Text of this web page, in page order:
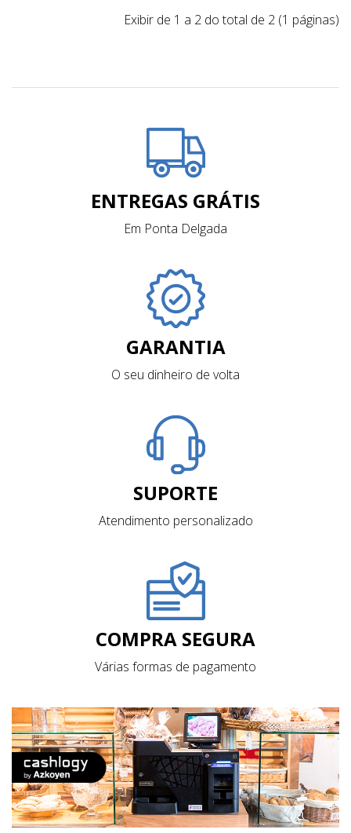
Exibir de 1 a 2 do total de 2 (1 páginas)
ENTREGAS GRÁTIS
Em Ponta Delgada
GARANTIA
O seu dinheiro de volta
SUPORTE
Atendimento personalizado
COMPRA SEGURA
Várias formas de pagamento